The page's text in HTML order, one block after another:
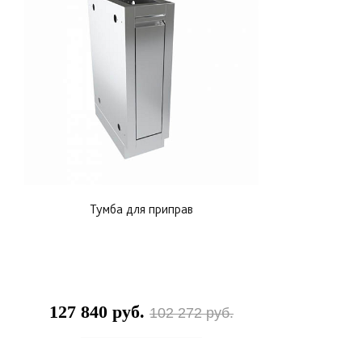
Тумба для приправ
127 840 руб. 102 272 руб.